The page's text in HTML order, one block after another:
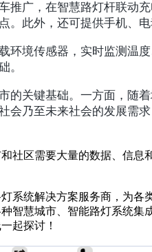
推广，在智慧路灯杆联动
。此外，还可提供手机、电
环境传感器，实时监测温
。
的关键基础。一方面，随
会乃至未来社会的发展需
社区需要大量的数据、信
系统解决方案服务商，为
智慧城市、智能路灯系统
起探讨！